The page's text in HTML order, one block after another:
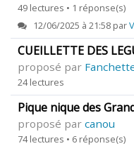
49 lectures • 1 réponse(s)
12/06/2025 à 21:58 par
CUEILLETTE DES
proposé par
24 lectures
Pique nique des
proposé par canou
74 lectures • 6 réponse(s)